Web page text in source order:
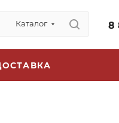
Каталог 8